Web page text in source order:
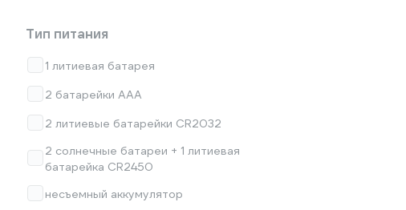
Тип питания
1 литиевая батарея
2 батарейки ААА
2 литиевые батарейки CR2032
2 солнечные батареи + 1 литиевая
батарейка CR2450
несъемный аккумулятор